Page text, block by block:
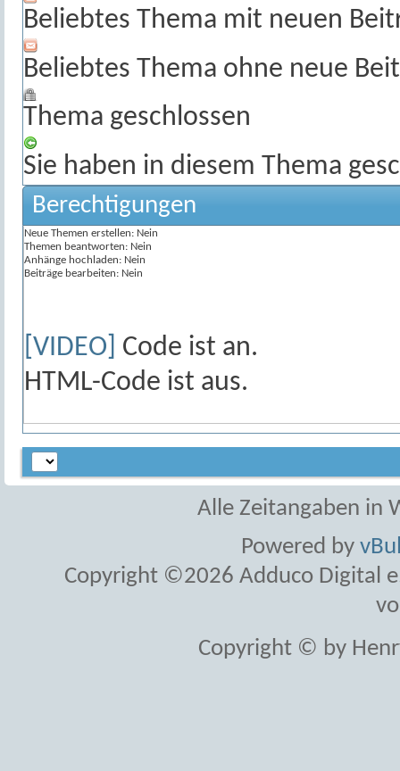
Beliebtes Thema mit neuen
Beliebtes Thema ohne neue
Thema geschlossen
Sie haben in diesem Thema
Berechtigungen
Neue Themen erstellen: Nein
Themen beantworten: Nein
Anhänge hochladen: Nein
Beiträge bearbeiten: Nein
[VIDEO] Code ist an.
HTML-Code ist aus.
Alle Zeitangaben in
Powered by
Copyright ©2026 Adduco Digital
Copyright © by